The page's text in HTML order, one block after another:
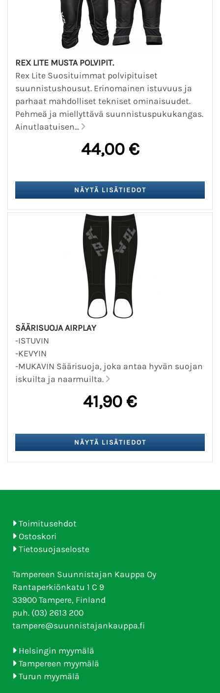
REX LITE MUSTA POLVIPIT.
Rex Lite Suosituimmat polvipituiset
suunnistushousut. Erinomainen istuvuus ja
parhaat mahdolliset tekniset ominaisuudet.
Pehmeä ja miellyttävä suunnistuspukukangas.
Ainutlaatuisen...
44,00 €
SÄÄRISUOJA AIRPLAY
-ISTUVIN
-KEVYIN
-MUKAVIN Säärisuoja, joka antaa hyvän suojan
iskuilta ja naarmuilta.
41,90 €
Toimitusehdot
Ostoskori
Tietosuojaseloste
Tampereen Suunnistajan Kauppa Oy
Rantaperkiönkatu 1 C 9
33900 Tampere, Finland
puh. (03) 2613 200
tampere@suunnistajankauppa.fi
Helsingin myymälä
Tampereen myymälä
Turun myymälä